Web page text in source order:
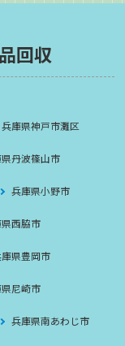
回収
兵庫県神戸市灘区
丹波篠山市
兵庫県小野市
西脇市
県豊岡市
尼崎市
兵庫県南あわじ市